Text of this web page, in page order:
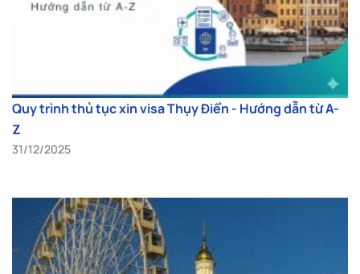
Quy trình thủ tục xin visa Thụy Điển - Hướng dẫn từ A-
Z
31/12/2025